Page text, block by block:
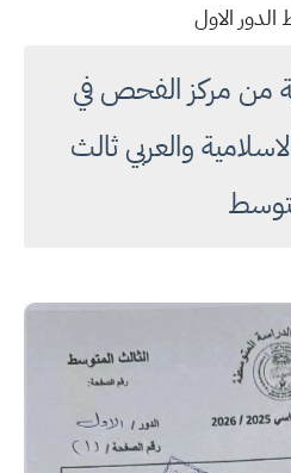
الاول
من مركز الفحص في
والعربي ثالث